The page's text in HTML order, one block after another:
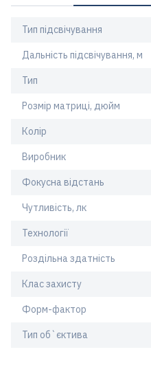
Тип підсвічування
Дальність підсвічування, м
Тип
Розмір матриці, дюйм
Колір
Виробник
Фокусна відстань
Чутливість, лк
Технології
Роздільна здатність
Клас захисту
Форм-фактор
Тип об`єктива